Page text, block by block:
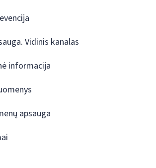
Vidinis kanalas
informacija
apsauga